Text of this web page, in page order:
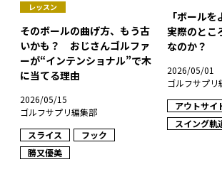
レッスン
そのボールの曲げ方、もう古
いかも？ おじさんゴルファ
ーが“インテンショナル”で木
に当てる理由
2026/05/15
ゴルフサプリ編集部
スライス
フック
勝又優美
「ボール
実際のとこ
なのか？
2026/05/01
ゴルフサプリ
アウトサイ
スイング軌